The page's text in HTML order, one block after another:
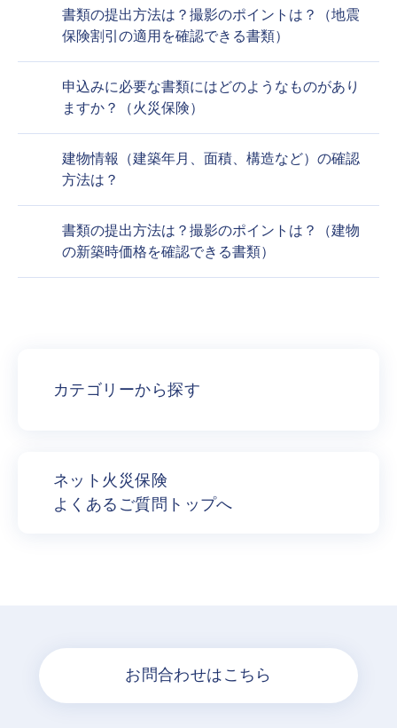
書類の提出方法は？撮影のポイントは？（地震
保険割引の適用を確認できる書類）
申込みに必要な書類にはどのようなものがあり
ますか？（火災保険）
建物情報（建築年月、面積、構造など）の確認
方法は？
書類の提出方法は？撮影のポイントは？（建物
の新築時価格を確認できる書類）
カテゴリーから探す
ネット火災保険
よくあるご質問トップへ
お問合わせはこちら